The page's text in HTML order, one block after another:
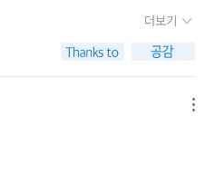
이야기는 우리의 현실과 맞닿아
각 파트의 말미에 실은 1인 가
.
1로 서기를 하지 않는 사람들도
당당히 한 몫을 하며 살기 위
보다 이롭게 할 기술과 법칙을 알
책이 있을까 싶다.
지 않는 사람이 아니라, 좌절이
는 것. 풍파에 안 넘어지는 게 아
않는 단단함을 갖춘 사람.1로 서
라, 지지 않는 싸움이다.인상 깊은
을 통과하고 나서도 계속 땅을
더보기